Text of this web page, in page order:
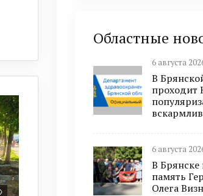
Областные
6 августа
В
проходит
6 августа
В Брянске
память
Олега